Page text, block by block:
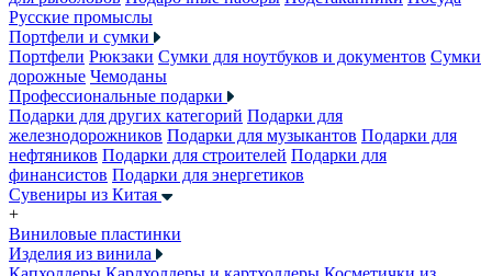
Русские промыслы
Портфели и сумки
Портфели Рюкзаки Сумки для ноутбуков и документов Сумки
дорожные Чемоданы
Профессиональные подарки
Подарки для других категорий Подарки для
железнодорожников Подарки для музыкантов Подарки для
нефтяников Подарки для строителей Подарки для
финансистов Подарки для энергетиков
Сувениры из Китая
+
Виниловые пластинки
Изделия из винила